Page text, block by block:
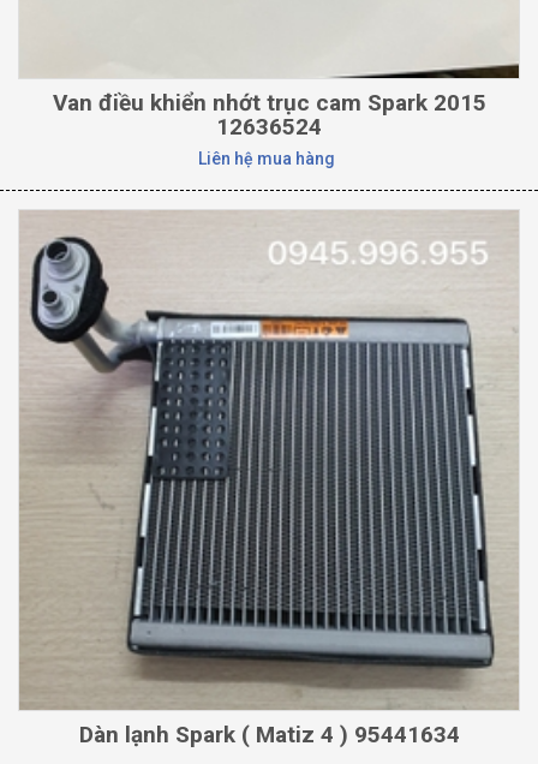
Van điều khiển nhớt trục cam Spark 2015
12636524
Liên hệ mua hàng
Dàn lạnh Spark ( Matiz 4 ) 95441634